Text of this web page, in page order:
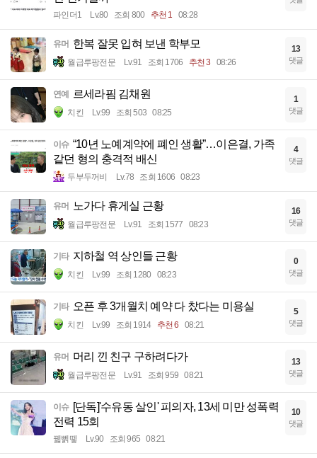
파인더1 Lv.80 조회 800 추천 1 08:28
유머 한복 잘못 입혀 보낸 학부모
월급루팡전문 Lv.91 조회 1706 추천 3 08:26
13
댓글
연예 르세라핌 김채원
치킨 Lv.99 조회 503 08:25
1
댓글
이슈 “10년 노예계약에 폐인 생활”…이은결, 가족
같던 형의 충격적 배신
두부두꺼비 Lv.78 조회 1606 08:23
4
댓글
유머 노가다 휴게실 근황
월급루팡전문 Lv.91 조회 1577 08:23
16
댓글
기타 지하철 역 상인들 근황
치킨 Lv.99 조회 1280 08:23
0
댓글
기타 오픈 후 3개월치 예약 다 찼다는 미용실
치킨 Lv.99 조회 1914 추천 6 08:21
5
댓글
유머 머리 낀 친구 구하려다가
월급루팡전문 Lv.91 조회 959 08:21
13
댓글
이슈 [단독]'수유동 살인' 피의자, 13세 미만 성폭력
전력 15회
꿻뻵뗗 Lv.90 조회 965 08:21
10
댓글